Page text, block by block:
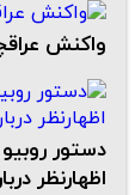
واکنش
دستور
اظهارنظر